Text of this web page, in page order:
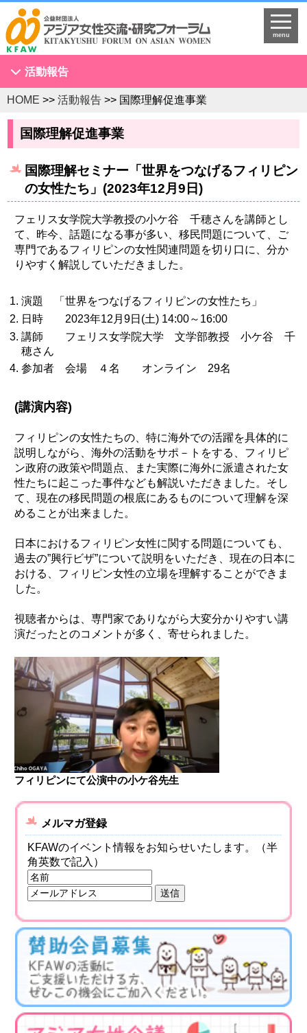
menu
活動報告
アジア女性会議
NGOセミナー
KFAWアジア研究者ネットワーク開催セミナー
国際理解促進事業
スタディツアー
国連
調査・研究
国際研修
環境
教育
国際交流
持続可能な開発
人権
平和構築
その他
HOME >> 活動報告 >> 国際理解促進事業
国際理解促進事業
国際理解セミナー「世界をつなげるフィリピン
の女性たち」(2023年12月9日)
フェリス女学院大学教授の小ケ谷 千穂さんを講師とし
て、昨今、話題になる事が多い、移民問題について、ご
専門であるフィリピンの女性関連問題を切り口に、分か
りやすく解説していただきました。
演題 「世界をつなげるフィリピンの女性たち」
日時 2023年12月9日(土) 14:00～16:00
講師 フェリス女学院大学 文学部教授 小ケ谷 千
穂さん
参加者 会場 ４名 オンライン 29名
(講演内容)
フィリピンの女性たちの、特に海外での活躍を具体的に
説明しながら、海外の活動をサポ－トをする、フィリピ
ン政府の政策や問題点、また実際に海外に派遣された女
性たちに起こった事件なども解説いただきました。そし
て、現在の移民問題の根底にあるものについて理解を深
めることが出来ました。
日本におけるフィリピン女性に関する問題についても、
過去の”興行ビザ”について説明をいただき、現在の日本に
おける、フィリピン女性の立場を理解することができま
した。
視聴者からは、専門家でありながら大変分かりやすい講
演だったとのコメントが多く、寄せられました。
フィリピンにて公演中の小ケ谷先生
メルマガ登録
KFAWのイベント情報をお知らせいたします。（半
角英数で記入）